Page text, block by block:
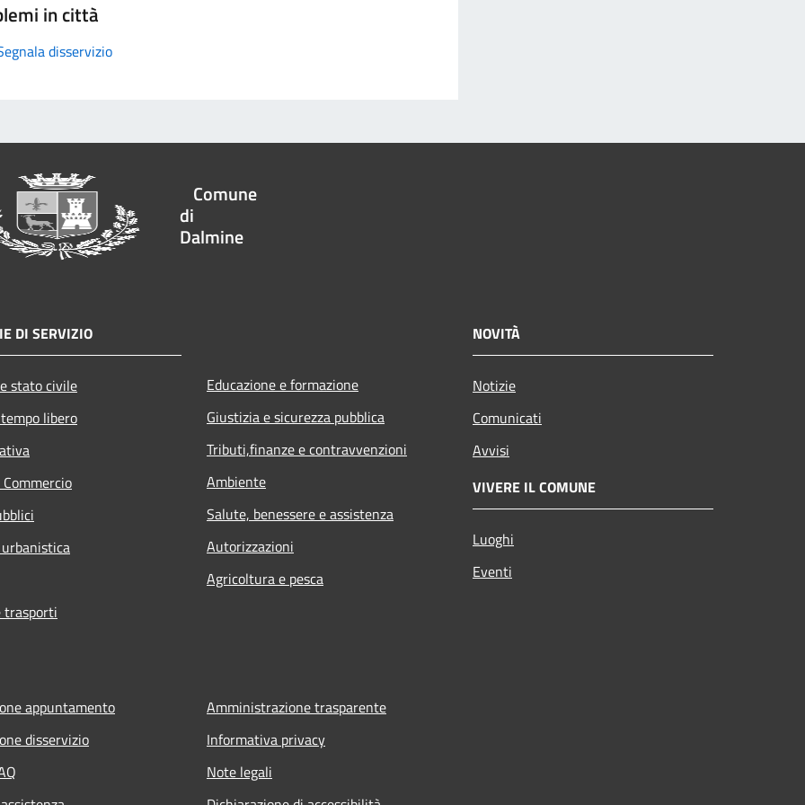
in città
disservizio
Comune
di
Dalmine
DI SERVIZIO
stato civile
libero
trasporti
Educazione e formazione
Giustizia e sicurezza pubblica
Tributi,finanze e contravvenzioni
Ambiente
Salute, benessere e assistenza
Autorizzazioni
Agricoltura e pesca
NOVITÀ
Notizie
Comunicati
Avvisi
VIVERE IL COMUNE
Luoghi
Eventi
appuntamento
disservizio
Amministrazione trasparente
Informativa privacy
Note legali